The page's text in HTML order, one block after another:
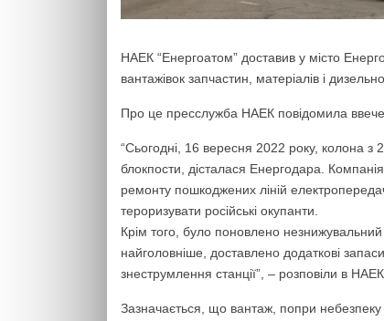
НАЕК “Енергоатом” доставив у місто
вантажівок запчастин, матеріалів і
Про це пресслужба НАЕК повідомила
“Сьогодні, 16 вересня 2022 року, колона
блокпости, дісталася Енергодара.
ремонту пошкоджених ліній
тероризувати російські окупанти.
Крім того, було поновлено
найголовніше, доставлено додаткові
знеструмлення станції”, – розповіли в
Зазначається, що вантаж, попри небезпеку